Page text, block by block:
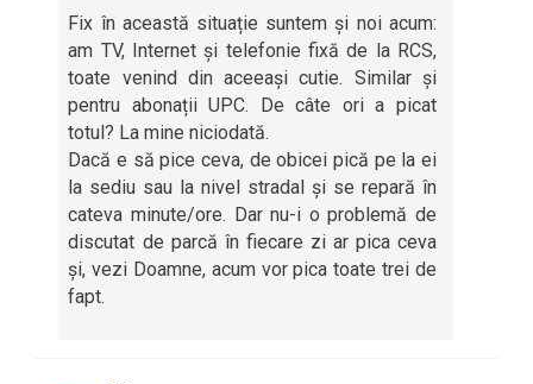
Fix în această situație suntem și noi acum:
am TV, Internet și telefonie fixă de la RCS,
toate venind din aceeași cutie. Similar și
pentru abonații UPC. De câte ori a picat
totul? La mine niciodată.
Dacă e să pice ceva, de obicei pică pe la ei
la sediu sau la nivel stradal și se repară în
cateva minute/ore. Dar nu-i o problemă de
discutat de parcă în fiecare zi ar pica ceva
și, vezi Doamne, acum vor pica toate trei de
fapt.